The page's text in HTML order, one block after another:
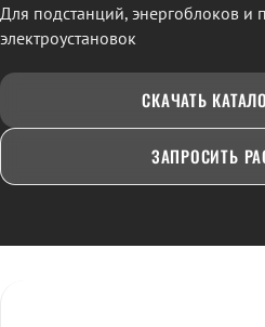
Для подстанций, энергоблоков
электроустановок
СКАЧАТЬ
ЗАПРОСИТЬ